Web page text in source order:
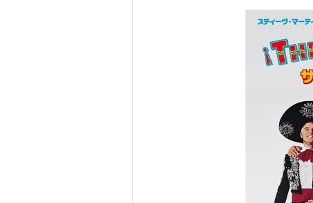
（2010）＜TV＞ 出演
（2008
ウォルト・ディズニーのサンタ
LAW & ORDER： 性犯罪特捜班
突撃芸能レポーター ジミニー・
（2003）
101匹わんちゃんII パッチのはじ
ラリーのミッドライフ★クライ